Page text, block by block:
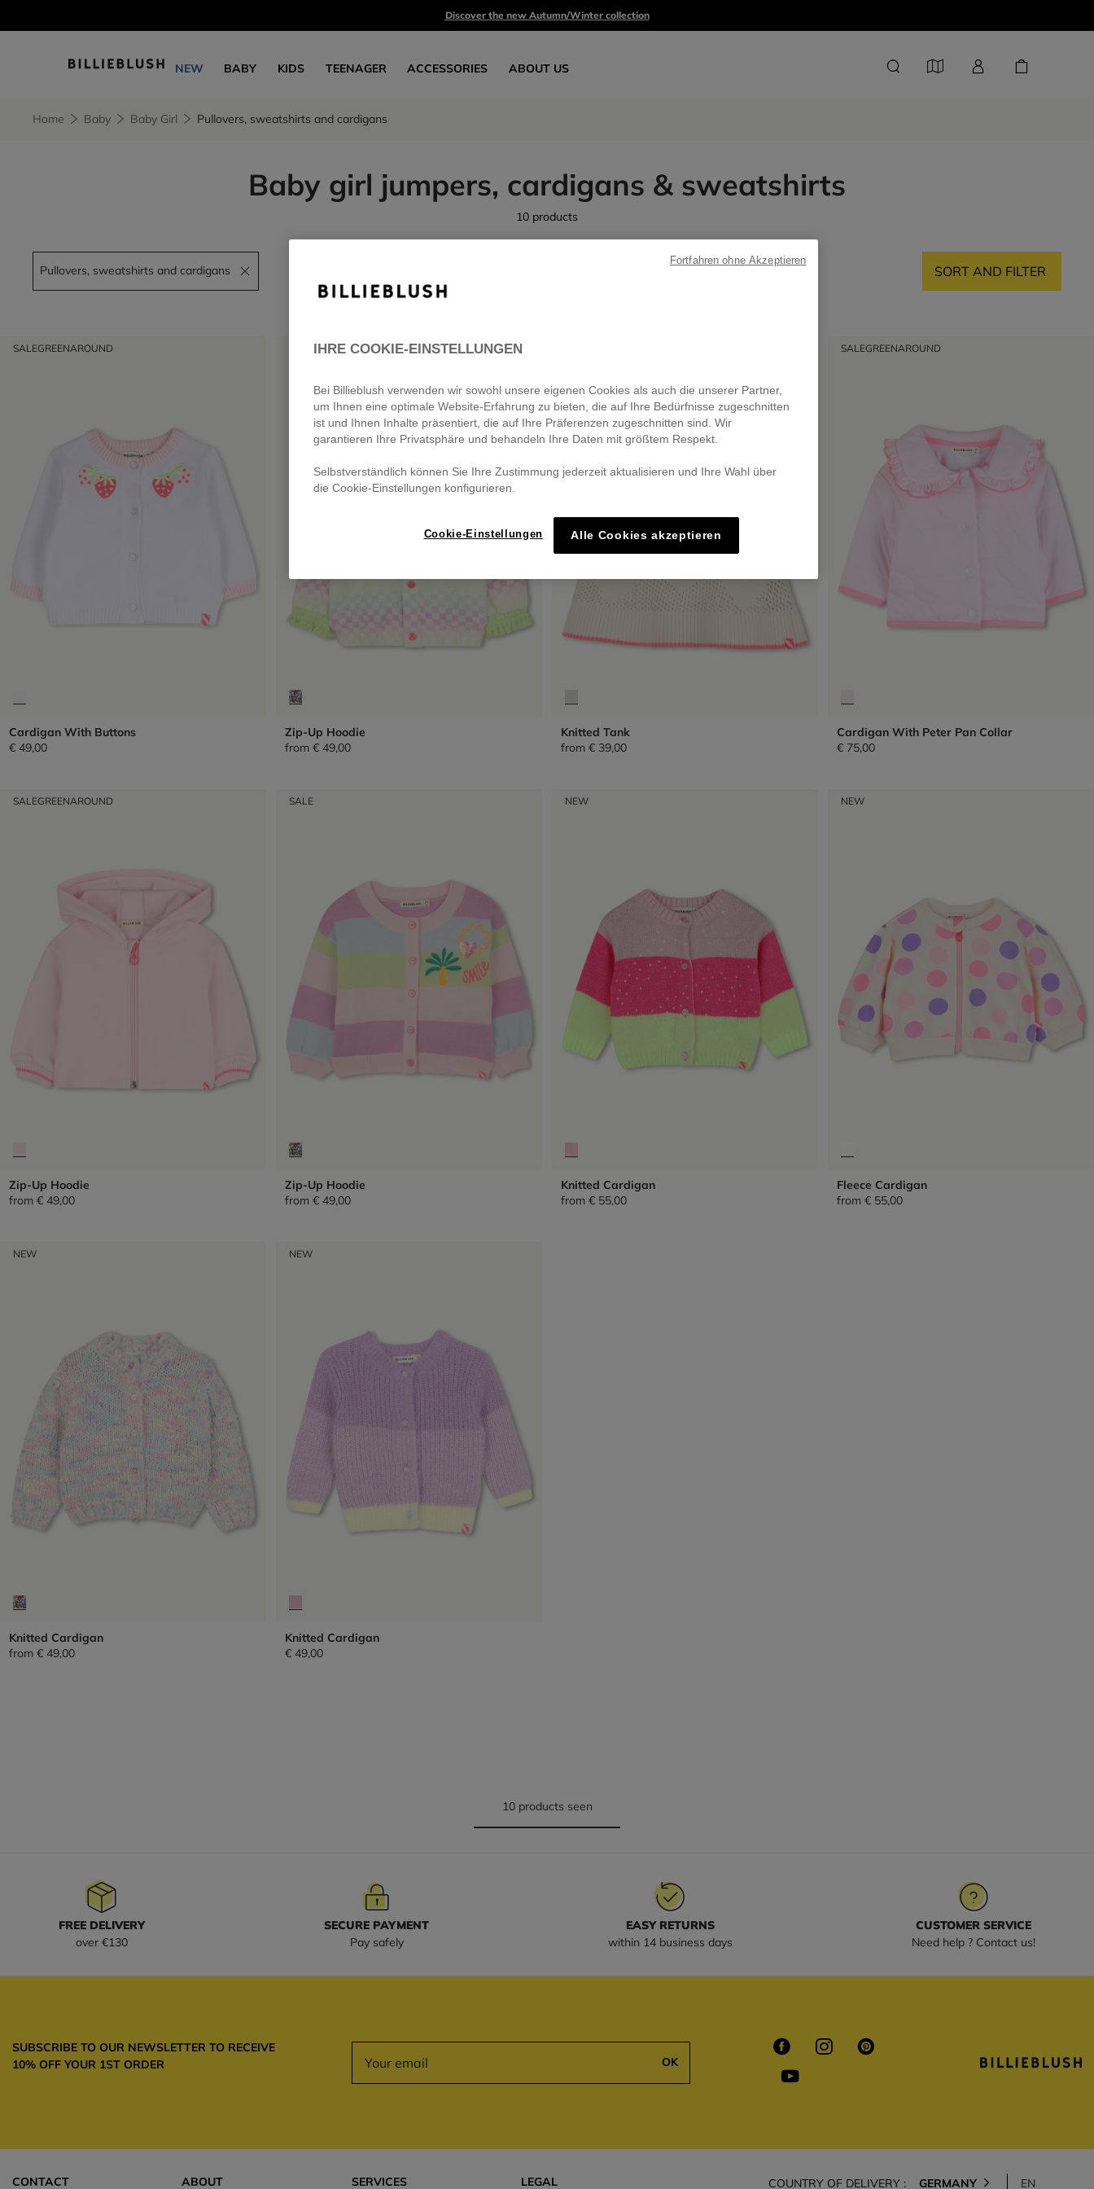
Discover the new Autumn/Winter collection
NEW BABY KIDS TEENAGER ACCESSORIES ABOUT US
Home Baby Baby Girl Pullovers, sweatshirts and cardigans
Baby girl jumpers, cardigans & sweatshirts
10 products
Pullovers, sweatshirts and cardigans
Remove filter Pullovers, sweatshirts and cardigans SORT AND FILTER
SALEGREENAROUND
Cardigan With Buttons
€ 49,00
Zip-Up Hoodie
from € 49,00
Knitted Tank
from € 39,00
SALEGREENAROUND
Cardigan With Peter Pan Collar
€ 75,00
SALEGREENAROUND
Zip-Up Hoodie
from € 49,00
SALE
Zip-Up Hoodie
from € 49,00
NEW
Knitted Cardigan
from € 55,00
NEW
Fleece Cardigan
from € 55,00
NEW
Knitted Cardigan
from € 49,00
NEW
Knitted Cardigan
€ 49,00
10 products seen
FREE DELIVERY
over €130
SECURE PAYMENT
Pay safely
EASY RETURNS
within 14 business days
CUSTOMER SERVICE
Need help ? Contact us!
SUBSCRIBE TO OUR NEWSLETTER TO RECEIVE
10% OFF YOUR 1ST ORDER
OK
CONTACT ABOUT SERVICES LEGAL COUNTRY OF DELIVERY : GERMANY EN
IHRE COOKIE-EINSTELLUNGEN
Bei Billieblush verwenden wir sowohl unsere eigenen Cookies als auch die unserer Partner,
um Ihnen eine optimale Website-Erfahrung zu bieten, die auf Ihre Bedürfnisse zugeschnitten
ist und Ihnen Inhalte präsentiert, die auf Ihre Präferenzen zugeschnitten sind. Wir
garantieren Ihre Privatsphäre und behandeln Ihre Daten mit größtem Respekt.
Selbstverständlich können Sie Ihre Zustimmung jederzeit aktualisieren und Ihre Wahl über
die Cookie-Einstellungen konfigurieren.
Cookie-Einstellungen Alle Cookies akzeptieren
Fortfahren ohne Akzeptieren